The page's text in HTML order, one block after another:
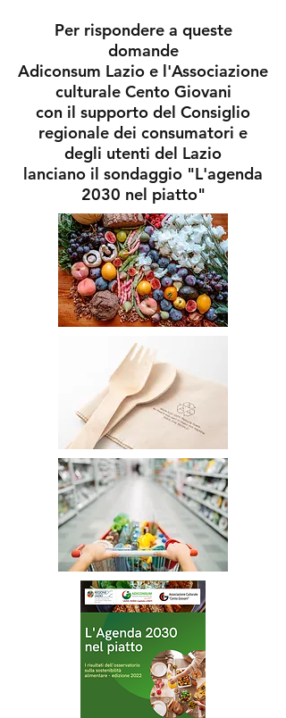
Per rispondere a queste
domande
Adiconsum Lazio e l'Associazione
culturale Cento Giovani
con il supporto del Consiglio
regionale dei consumatori e
degli utenti del Lazio
lanciano il sondaggio "L'agenda
2030 nel piatto"